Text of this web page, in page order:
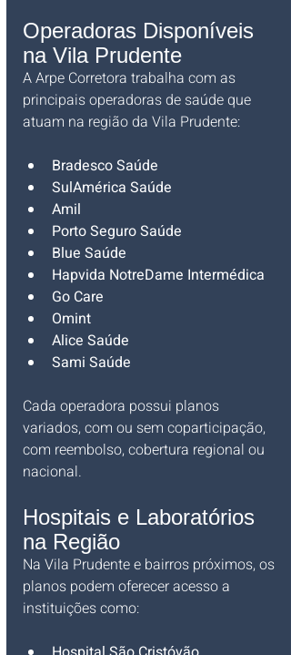
Operadoras Disponíveis
na Vila Prudente
A Arpe Corretora trabalha com as
principais operadoras de saúde que
atuam na região da Vila Prudente:
Bradesco Saúde
SulAmérica Saúde
Amil
Porto Seguro Saúde
Blue Saúde
Hapvida NotreDame Intermédica
Go Care
Omint
Alice Saúde
Sami Saúde
Cada operadora possui planos
variados, com ou sem coparticipação,
com reembolso, cobertura regional ou
nacional.
Hospitais e Laboratórios
na Região
Na Vila Prudente e bairros próximos, os
planos podem oferecer acesso a
instituições como: